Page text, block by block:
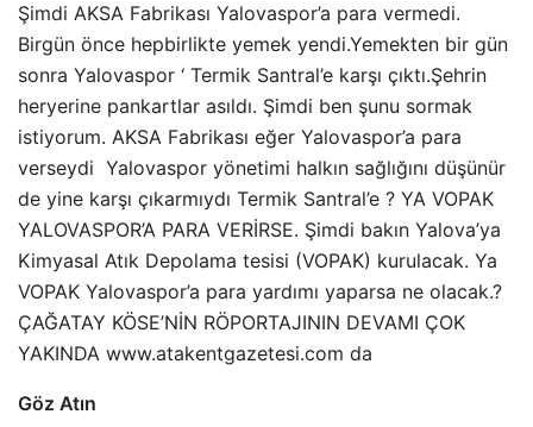
Şimdi AKSA Fabrikası Yalovaspor’a para vermedi.
Birgün önce hepbirlikte yemek yendi.Yemekten bir gün
sonra Yalovaspor ‘ Termik Santral’e karşı çıktı.Şehrin
heryerine pankartlar asıldı. Şimdi ben şunu sormak
istiyorum. AKSA Fabrikası eğer Yalovaspor’a para
verseydi Yalovaspor yönetimi halkın sağlığını düşünür
de yine karşı çıkarmıydı Termik Santral’e ? YA VOPAK
YALOVASPOR’A PARA VERİRSE. Şimdi bakın Yalova’ya
Kimyasal Atık Depolama tesisi (VOPAK) kurulacak. Ya
VOPAK Yalovaspor’a para yardımı yaparsa ne olacak.?
ÇAĞATAY KÖSE’NİN RÖPORTAJININ DEVAMI ÇOK
YAKINDA www.atakentgazetesi.com da
Göz Atın